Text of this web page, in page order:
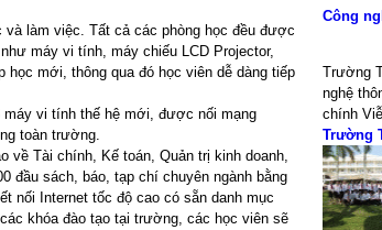
làm việc. Tất cả các phòng học đều được
máy vi tính, máy chiếu LCD Projector,
học mới, thông qua đó học viên dễ dàng tiếp
vi tính thế hệ mới, được nối mạng
toàn trường.
về Tài chính, Kế toán, Quản trị kinh doanh,
đầu sách, báo, tạp chí chuyên ngành bằng
nối Internet tốc độ cao có sẵn danh mục
khóa đào tạo tại trường, các học viên sẽ
Công
Trường
nghệ
chính
Trường